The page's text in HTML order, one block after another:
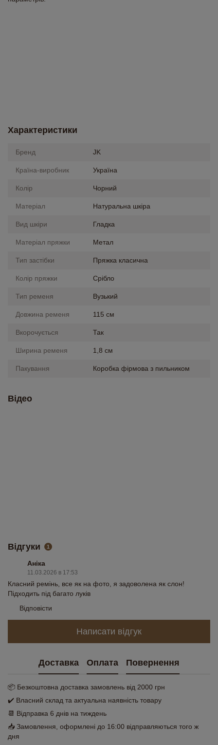
Характеристики
Бренд JK
Країна-виробник Україна
Колір Чорний
Матеріал Натуральна шкіра
Вид шкіри Гладка
Матеріал пряжки Метал
Тип застібки Пряжка класична
Колір пряжки Срібло
Тип ременя Вузький
Довжина ременя 115 см
Вкорочується Так
Ширина ременя 1,8 см
Пакування Коробка фірмова з пильником
Відео
Відгуки 1
Аніка
11.03.2026 в 17:53
Класний ремінь, все як на фото, я задоволена як слон!
Підходить під багато луків
Відповісти
Написати відгук
Доставка Оплата Повернення
📦 Безкоштовна доставка замовлень від 2000 грн
✔️ Власний склад та актуальна наявність товару
📆 Відправка 6 днів на тиждень
📥 Замовлення, оформлені до 16:00 відправляються того ж
дня